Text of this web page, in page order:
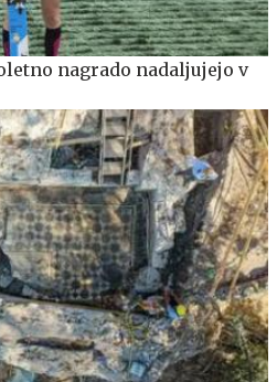
nagrado nadaljujejo v